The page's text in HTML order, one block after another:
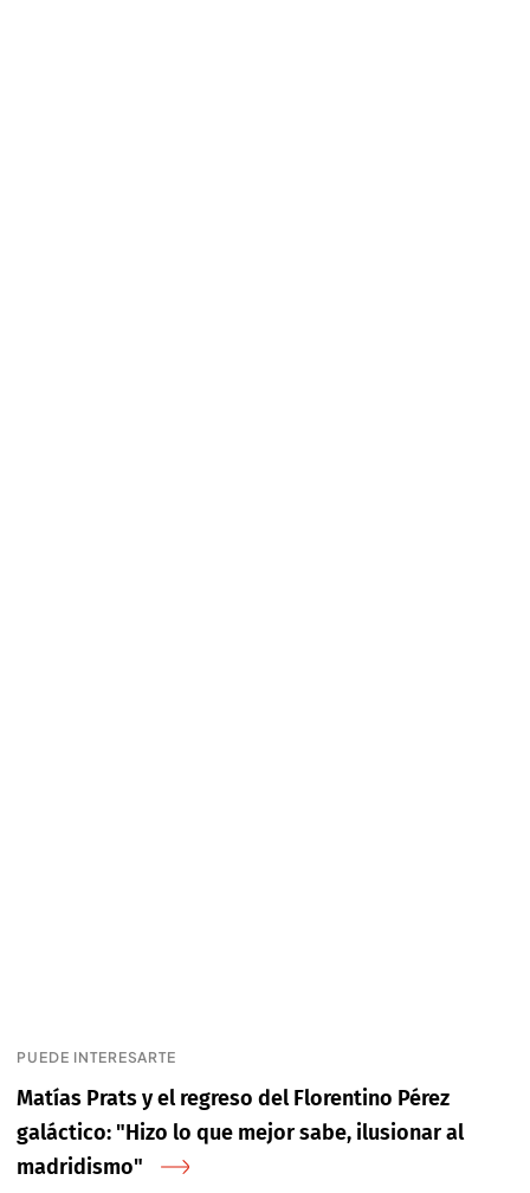
PUEDE INTERESARTE
Matías Prats y el regreso del Florentino Pérez
galáctico: "Hizo lo que mejor sabe, ilusionar al
madridismo"